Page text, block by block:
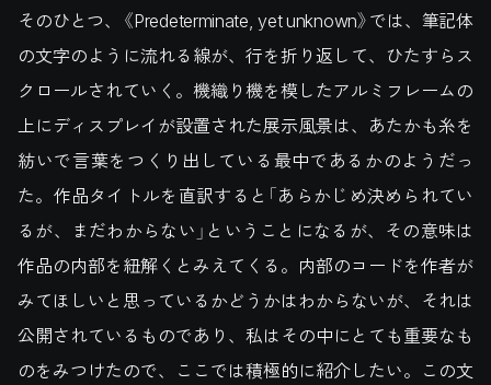
そのひとつ、《Predeterminate, yet unknown》では、筆記体
の文字のように流れる線が、行を折り返して、ひたすらス
クロールされていく。機織り機を模したアルミフレームの
上にディスプレイが設置された展示風景は、あたかも糸を
紡いで言葉をつくり出している最中であるかのようだっ
た。作品タイトルを直訳すると「あらかじめ決められてい
るが、まだわからない」ということになるが、その意味は
作品の内部を紐解くとみえてくる。内部のコードを作者が
みてほしいと思っているかどうかはわからないが、それは
公開されているものであり、私はその中にとても重要なも
のをみつけたので、ここでは積極的に紹介したい。この文